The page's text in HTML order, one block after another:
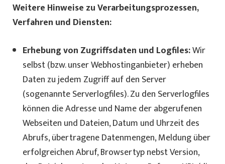
Weitere Hinweise zu Verarbeitungsprozessen,
Verfahren und Diensten:
Erhebung von Zugriffsdaten und Logfiles:Wir
selbst (bzw. unser Webhostinganbieter) erheben
Daten zu jedem Zugriff auf den Server
(sogenannte Serverlogfiles). Zu den Serverlogfiles
können die Adresse und Name der abgerufenen
Webseiten und Dateien, Datum und Uhrzeit des
Abrufs, übertragene Datenmengen, Meldung über
erfolgreichen Abruf, Browsertyp nebst Version,